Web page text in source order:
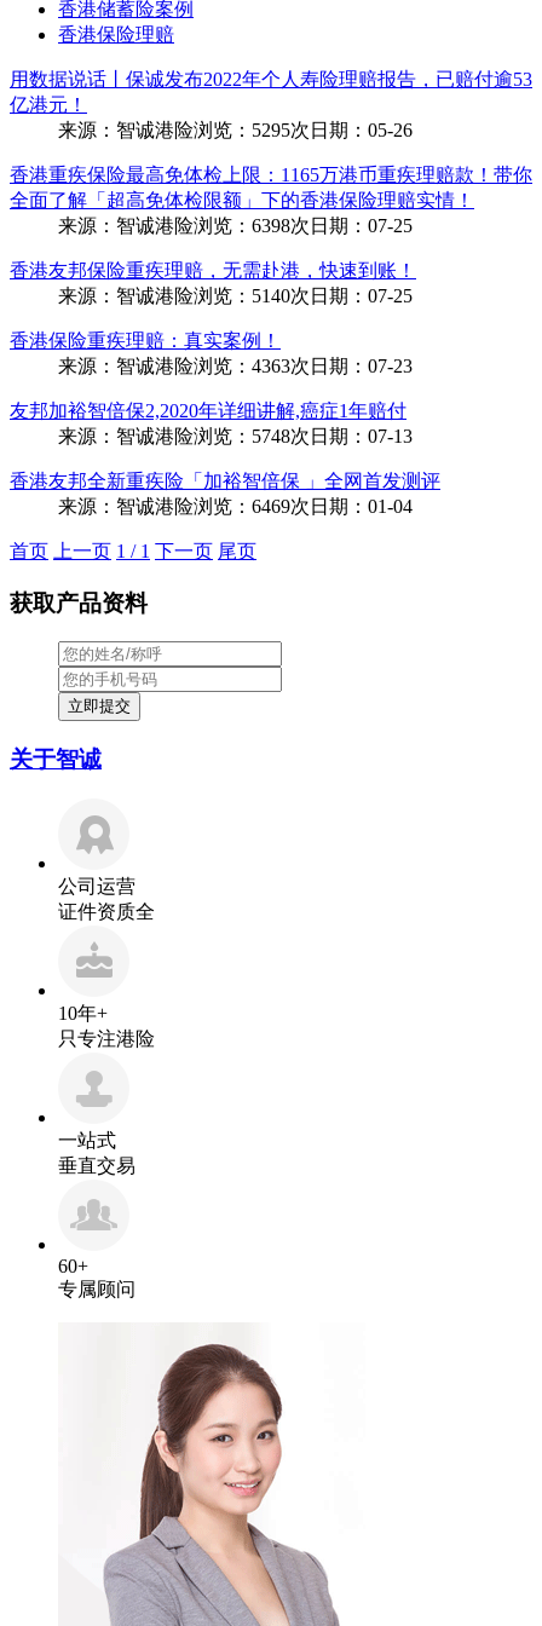
香港储蓄险案例
香港保险理赔
用数据说话丨保诚发布2022年个人寿险理赔报告，已赔付逾53
亿港元！
来源： 智诚港险浏览： 5295次 日期： 05-26
香港重疾保险最高免体检上限：1165万港币重疾理赔款！带你
全面了解「超高免体检限额」下的香港保险理赔实情！
来源： 智诚港险浏览： 6398次 日期： 07-25
香港友邦保险重疾理赔，无需赴港，快速到账！
来源： 智诚港险浏览： 5140次 日期： 07-25
香港保险重疾理赔：真实案例！
来源： 智诚港险浏览： 4363次 日期： 07-23
友邦加裕智倍保2,2020年详细讲解,癌症1年赔付
来源： 智诚港险浏览： 5748次 日期： 07-13
香港友邦全新重疾险「加裕智倍保 」全网首发测评
来源： 智诚港险浏览： 6469次 日期： 01-04
首页 上一页 1 / 1 下一页 尾页
获取产品资料
关于智诚
公司运营
证件资质全
10年+
只专注港险
一站式
垂直交易
60+
专属顾问